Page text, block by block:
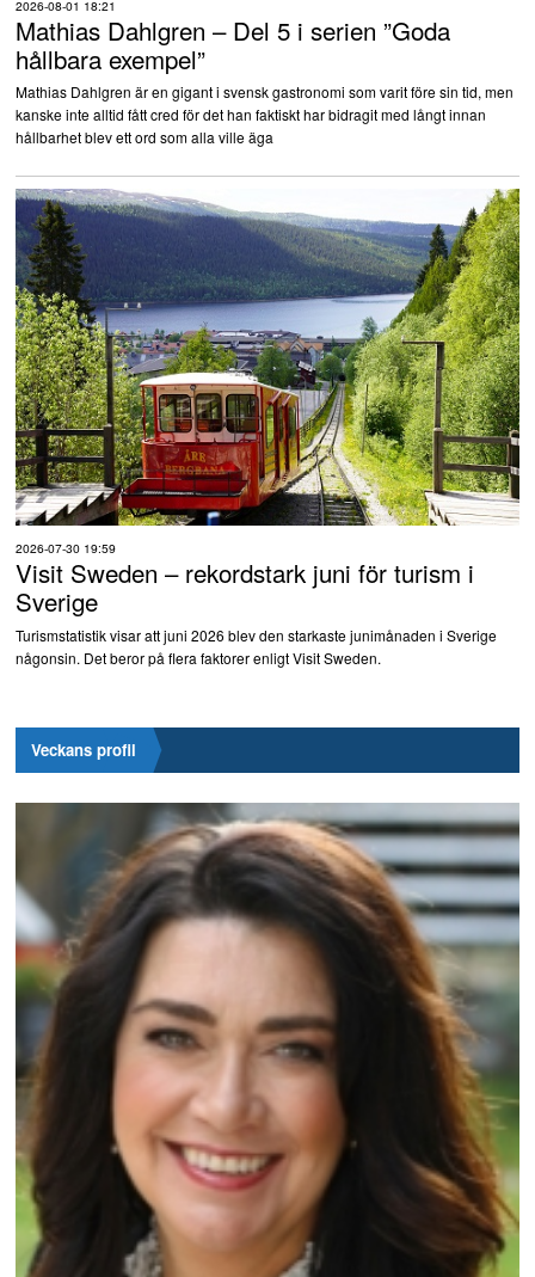
2026-08-01 18:21
Mathias Dahlgren – Del 5 i serien ”Goda
hållbara exempel”
Mathias Dahlgren är en gigant i svensk gastronomi som varit före sin tid, men
kanske inte alltid fått cred för det han faktiskt har bidragit med långt innan
hållbarhet blev ett ord som alla ville äga
2026-07-30 19:59
Visit Sweden – rekordstark juni för turism i
Sverige
Turismstatistik visar att juni 2026 blev den starkaste junimånaden i Sverige
någonsin. Det beror på flera faktorer enligt Visit Sweden.
Veckans profil